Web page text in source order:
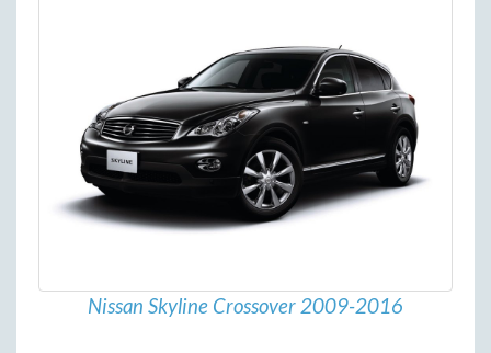
Nissan Skyline Crossover 2009-2016